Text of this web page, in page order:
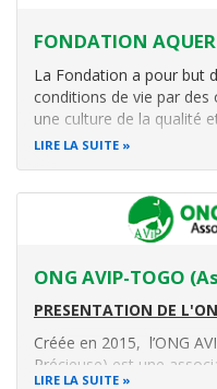
FONDATION
La Fondation a pour but
conditions de vie par
une culture de la qualité
biodiversité et surtout les
LIRE LA SUITE
ONG AVIP-TOGO
PRESENTATION DE
Créée en 2015, l’ONG
Précieuse) est une
LIRE LA SUITE